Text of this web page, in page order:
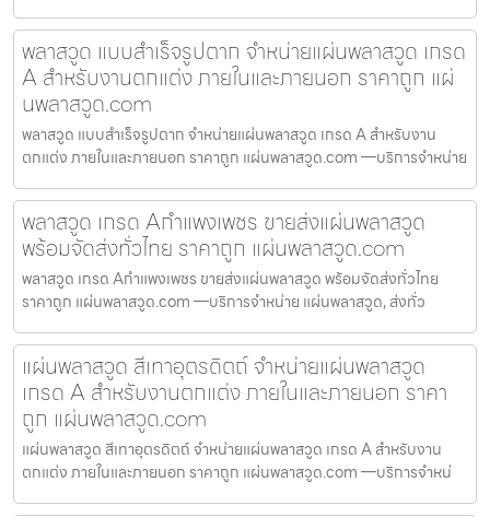
พลาสวูด แบบสำเร็จรูปตาก จำหน่ายแผ่นพลาสวูด เกรด
A สำหรับงานตกแต่ง ภายในและภายนอก ราคาถูก แผ่
นพลาสวูด.com
พลาสวูด แบบสำเร็จรูปตาก จำหน่ายแผ่นพลาสวูด เกรด A สำหรับงาน
ตกแต่ง ภายในและภายนอก ราคาถูก แผ่นพลาสวูด.com —บริการจำหน่าย
พลาสวูด เกรด Aกำแพงเพชร ขายส่งแผ่นพลาสวูด
พร้อมจัดส่งทั่วไทย ราคาถูก แผ่นพลาสวูด.com
พลาสวูด เกรด Aกำแพงเพชร ขายส่งแผ่นพลาสวูด พร้อมจัดส่งทั่วไทย
ราคาถูก แผ่นพลาสวูด.com —บริการจำหน่าย แผ่นพลาสวูด, ส่งทั่ว
แผ่นพลาสวูด สีเทาอุตรดิตถ์ จำหน่ายแผ่นพลาสวูด
เกรด A สำหรับงานตกแต่ง ภายในและภายนอก ราคา
ถูก แผ่นพลาสวูด.com
แผ่นพลาสวูด สีเทาอุตรดิตถ์ จำหน่ายแผ่นพลาสวูด เกรด A สำหรับงาน
ตกแต่ง ภายในและภายนอก ราคาถูก แผ่นพลาสวูด.com —บริการจำหน่